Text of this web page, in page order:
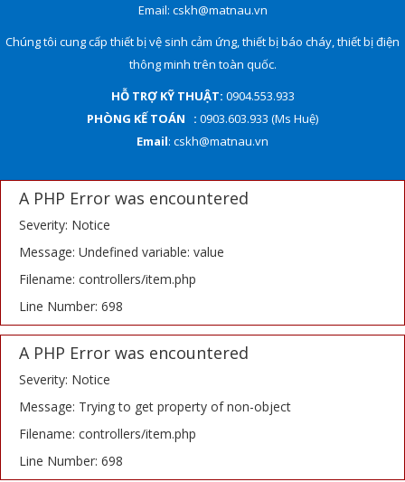
Email: cskh@matnau.vn
Chúng tôi cung cấp thiết bị vệ sinh cảm ứng, thiết bị báo cháy, thiết bị điện
thông minh trên toàn quốc.
HỖ TRỢ KỸ THUẬT: 0904.553.933
PHÒNG KẾ TOÁN : 0903.603.933 (Ms Huệ)
Email: cskh@matnau.vn
A PHP Error was encountered
Severity: Notice
Message: Undefined variable: value
Filename: controllers/item.php
Line Number: 698
A PHP Error was encountered
Severity: Notice
Message: Trying to get property of non-object
Filename: controllers/item.php
Line Number: 698